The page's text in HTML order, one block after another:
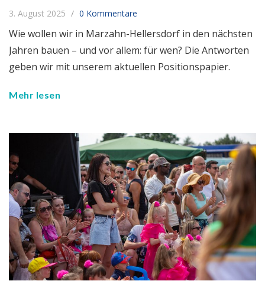
3. August 2025 0 Kommentare
Wie wollen wir in Marzahn-Hellersdorf in den nächsten
Jahren bauen – und vor allem: für wen? Die Antworten
geben wir mit unserem aktuellen Positionspapier.
Mehr lesen